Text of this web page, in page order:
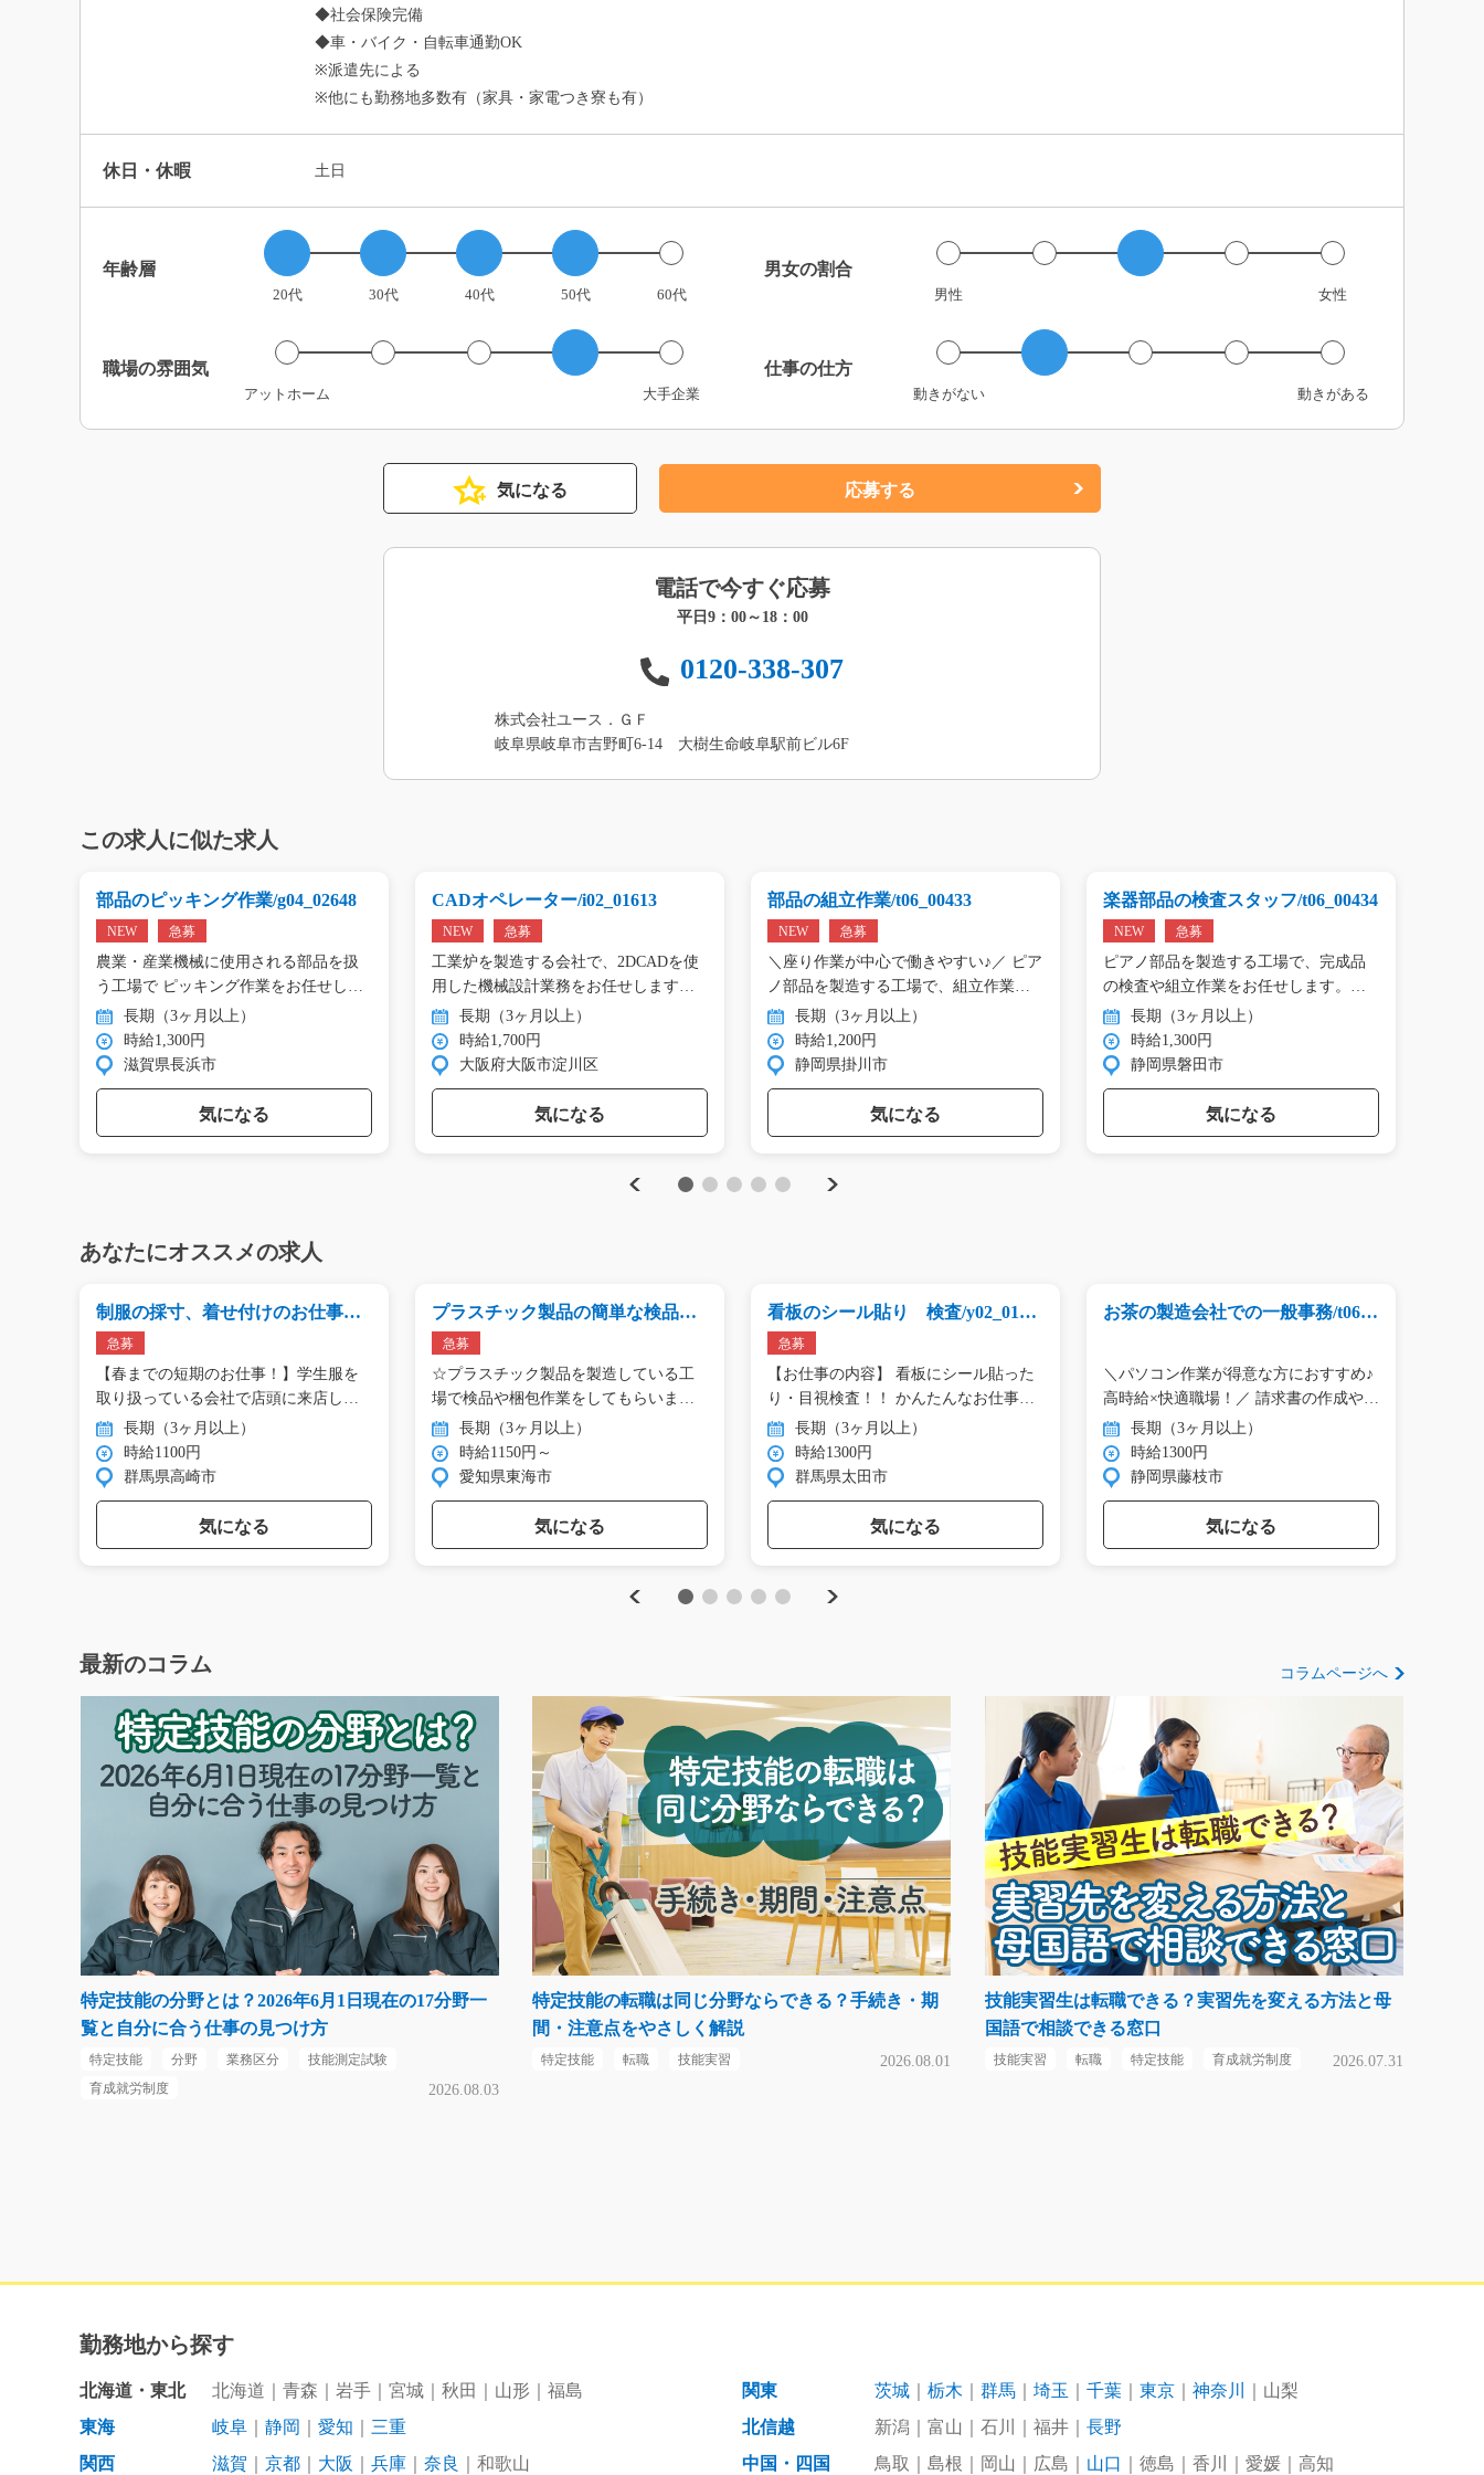
◆社会保険完備
◆車・バイク・自転車通勤OK
※派遣先による
※他にも勤務地多数有（家具・家電つき寮も有）
休日・休暇 土日
年齢層
20代 30代 40代 50代 60代
男女の割合
男性 女性
職場の雰囲気
アットホーム 大手企業
仕事の仕方
動きがない 動きがある
気になる 応募する
電話で今すぐ応募
平日9：00～18：00
0120-338-307
株式会社ユース．ＧＦ
岐阜県岐阜市吉野町6-14 大樹生命岐阜駅前ビル6F
この求人に似た求人
Previous
部品のピッキング作業/g04_02648
NEW 急募
農業・産業機械に使用される部品を扱
う工場で ピッキング作業をお任せし
ま… 長期（3ヶ月以上）
時給1,300円
滋賀県長浜市
気になる
CADオペレーター/i02_01613
NEW 急募
工業炉を製造する会社で、2DCADを使
用した機械設計業務をお任せします。
…
長期（3ヶ月以上）
時給1,700円
大阪府大阪市淀川区
気になる
部品の組立作業/t06_00433
NEW 急募
＼座り作業が中心で働きやすい♪／ ピア
ノ部品を製造する工場で、組立作業…
長期（3ヶ月以上）
時給1,200円
静岡県掛川市
気になる
楽器部品の検査スタッフ/t06_00434
NEW 急募
ピアノ部品を製造する工場で、完成品
の検査や組立作業をお任せします。
目… 長期（3ヶ月以上）
時給1,300円
静岡県磐田市
気になる
Next
あなたにオススメの求人
Previous
制服の採寸、着せ付けのお仕事！/
y02_00963
急募
【春までの短期のお仕事！】学生服を
取り扱っている会社で店頭に来店し
た… 長期（3ヶ月以上）
時給1100円
群馬県高崎市
気になる
プラスチック製品の簡単な検品、
梱包作業/y01_01151
急募
☆プラスチック製品を製造している工
場で検品や梱包作業をしてもらいます
◎… 長期（3ヶ月以上）
時給1150円～
愛知県東海市
気になる
看板のシール貼り 検査/y02_0132
5急募
【お仕事の内容】 看板にシール貼った
り・目視検査！！ かんたんなお仕事…
長期（3ヶ月以上）
時給1300円
群馬県太田市
気になる
お茶の製造会社での一般事務/t06_0
＼パソコン作業が得意な方におすすめ♪
高時給×快適職場！／ 請求書の作成や…
長期（3ヶ月以上）
時給1300円
静岡県藤枝市
気になる
Next
最新のコラム コラムページへ
特定技能の分野とは？2026年6月1日現在の17分野一
覧と自分に合う仕事の見つけ方
特定技能 分野 業務区分
技能測定試験
育成就労制度
2026.08.03
特定技能の転職は同じ分野ならできる？手続き・期
間・注意点をやさしく解説
特定技能 転職 技能実習 2026.08.01
技能実習生は転職できる？実習先を変える方法と母
国語で相談できる窓口
技能実習 転職 特定技能 育成就労制度 2026.07.31
勤務地から探す
北海道・東北 北海道 青森 岩手 宮城 秋田 山形 福島 関東 茨城 栃木 群馬 埼玉 千葉 東京 神奈川
山梨
東海
岐阜 静岡 愛知 三重 北信越 新潟 富山 石川 福井
長野
関西
滋賀 京都 大阪 兵庫 奈良 和歌山 中国・四国 鳥取 島根 岡山 広島 山口 徳島 香川 愛媛 高知